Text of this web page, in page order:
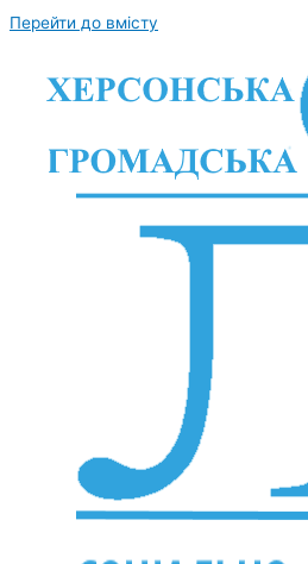
Перейти до вмісту